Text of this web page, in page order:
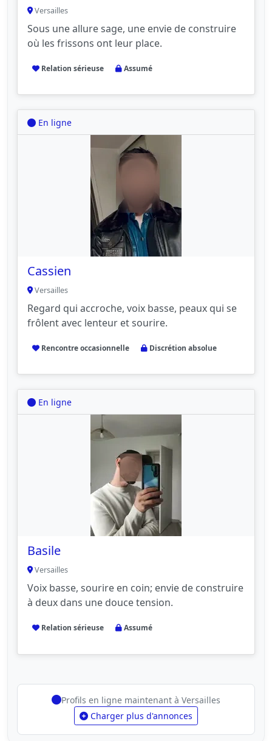
Versailles
Sous une allure sage, une envie de construire
où les frissons ont leur place.
Relation sérieuse Assumé
En ligne
Cassien
Versailles
Regard qui accroche, voix basse, peaux qui se
frôlent avec lenteur et sourire.
Rencontre occasionnelle Discrétion absolue
En ligne
Basile
Versailles
Voix basse, sourire en coin; envie de construire
à deux dans une douce tension.
Relation sérieuse Assumé
Profils en ligne maintenant à Versailles
Charger plus d'annonces